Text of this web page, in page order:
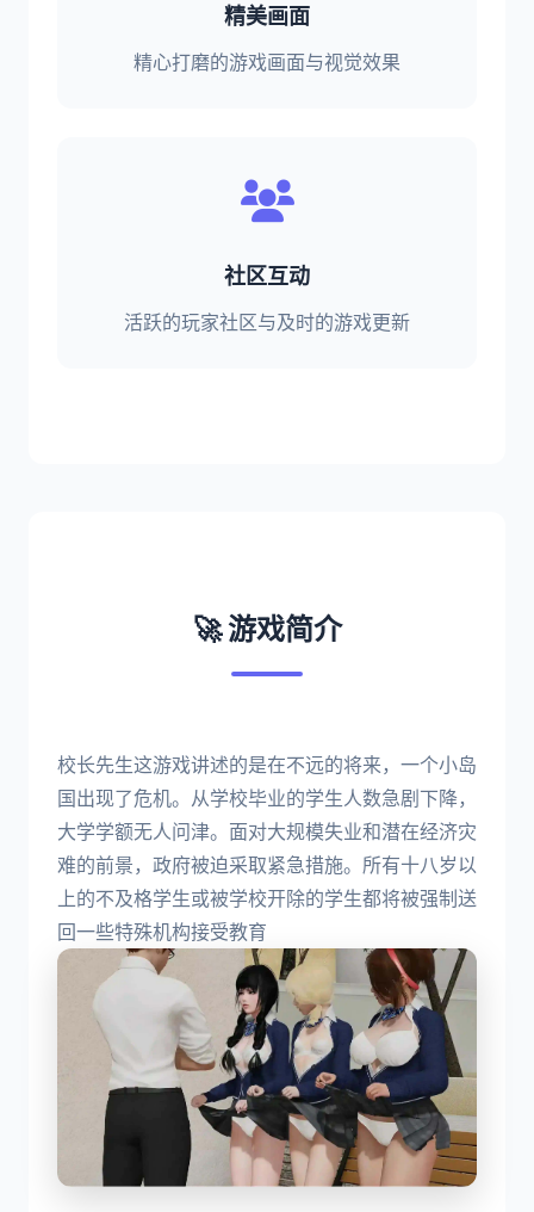
精美画面
精心打磨的游戏画面与视觉效果
社区互动
活跃的玩家社区与及时的游戏更新
🚀 游戏简介
校长先生这游戏讲述的是在不远的将来，一个小岛
国出现了危机。从学校毕业的学生人数急剧下降，
大学学额无人问津。面对大规模失业和潜在经济灾
难的前景，政府被迫采取紧急措施。所有十八岁以
上的不及格学生或被学校开除的学生都将被强制送
回一些特殊机构接受教育